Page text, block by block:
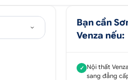
Bạn cần
Venza nếu:
✓ Nội thất
sang đẳng